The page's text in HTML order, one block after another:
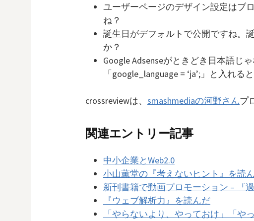
ユーザーページのデザイン設定はブ
ね？
誕生日がデフォルトで公開ですね。
か？
Google Adsenseがときどき日本語じ
「google_language = ‘ja’;」と入れる
crossreviewは、 smashmediaの河野さんプ
関連エントリー記事
中小企業とWeb2.0
小山薫堂の『考えないヒント』を読
新刊書籍で動画プロモーション – 『
『ウェブ解析力』を読んだ
「やらないより、やっておけ」「や